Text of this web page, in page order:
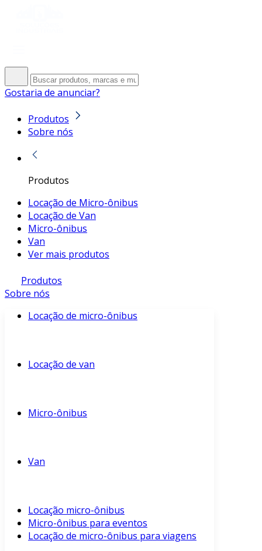
Gostaria de anunciar?
Produtos
Sobre nós
Produtos
Locação de Micro-ônibus
Locação de Van
Micro-ônibus
Van
Ver mais produtos
Produtos
Sobre nós
Locação de micro-ônibus
Locação de van
Micro-ônibus
Van
Locação micro-ônibus
Micro-ônibus para eventos
Locação de micro-ônibus para viagens